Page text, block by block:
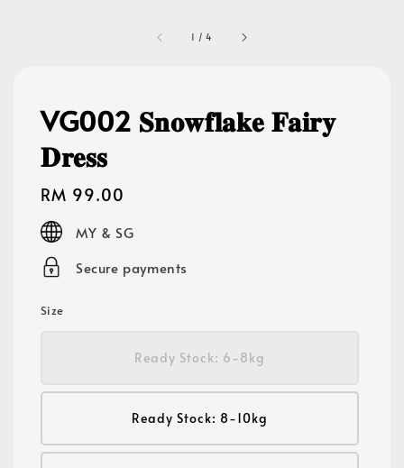
1 /4
VG002 𝐒𝐧𝐨𝐰𝐟𝐥𝐚𝐤𝐞 𝐅𝐚𝐢𝐫𝐲
𝐃𝐫𝐞𝐬𝐬
Regular
price
RM 99.00
MY & SG
Secure payments
Size
Ready Stock: 6-8kg
Ready Stock: 8-10kg